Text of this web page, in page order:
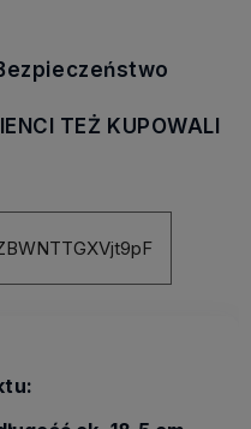
zawiera ewentualnych
TEŻ KUPOWALI